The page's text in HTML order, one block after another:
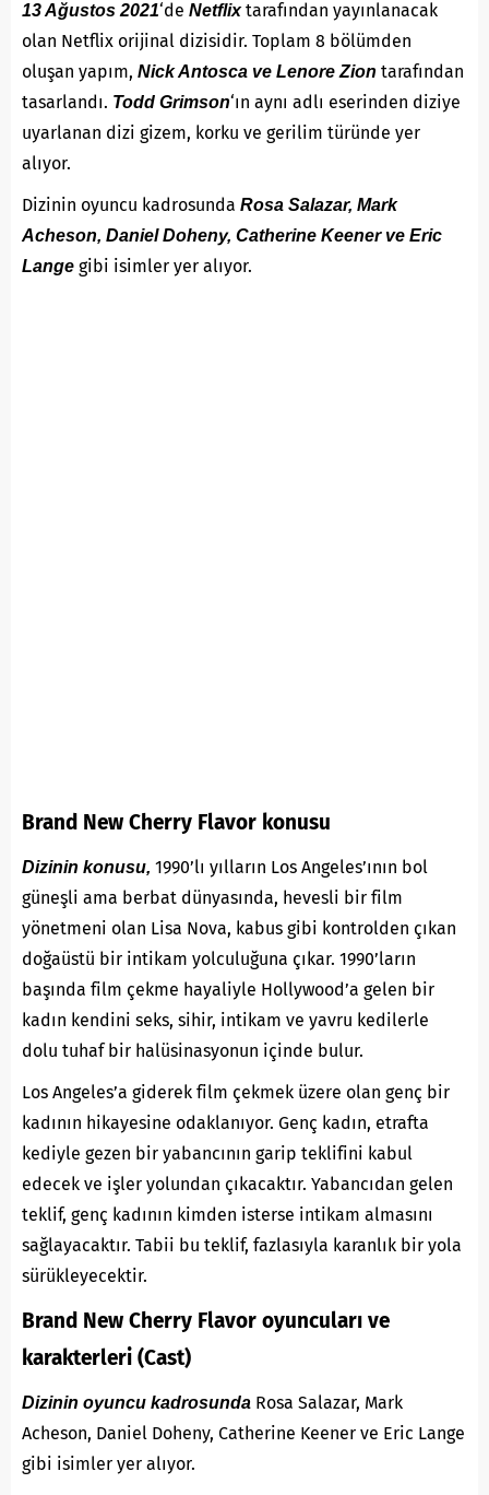
13 Ağustos 2021‘de Netflixtarafından yayınlanacak
olan Netflix orijinal dizisidir. Toplam 8 bölümden
oluşan yapım, Nick Antosca ve Lenore Zion tarafından
tasarlandı. Todd Grimson‘ın aynı adlı eserinden diziye
uyarlanan dizi gizem, korku ve gerilim türünde yer
alıyor.
Dizinin oyuncu kadrosunda Rosa Salazar, Mark
Acheson, Daniel Doheny, Catherine Keener ve Eric
Lange gibi isimler yer alıyor.
Brand New Cherry Flavor konusu
Dizinin konusu, 1990’lı yılların Los Angeles’ının bol
güneşli ama berbat dünyasında, hevesli bir film
yönetmeni olan Lisa Nova, kabus gibi kontrolden çıkan
doğaüstü bir intikam yolculuğuna çıkar. 1990’ların
başında film çekme hayaliyle Hollywood’a gelen bir
kadın kendini seks, sihir, intikam ve yavru kedilerle
dolu tuhaf bir halüsinasyonun içinde bulur.
Los Angeles’a giderek film çekmek üzere olan genç bir
kadının hikayesine odaklanıyor. Genç kadın, etrafta
kediyle gezen bir yabancının garip teklifini kabul
edecek ve işler yolundan çıkacaktır. Yabancıdan gelen
teklif, genç kadının kimden isterse intikam almasını
sağlayacaktır. Tabii bu teklif, fazlasıyla karanlık bir yola
sürükleyecektir.
Brand New Cherry Flavor oyuncuları ve
karakterleri (Cast)
Dizinin oyuncu kadrosunda Rosa Salazar, Mark
Acheson, Daniel Doheny, Catherine Keener ve Eric Lange
gibi isimler yer alıyor.